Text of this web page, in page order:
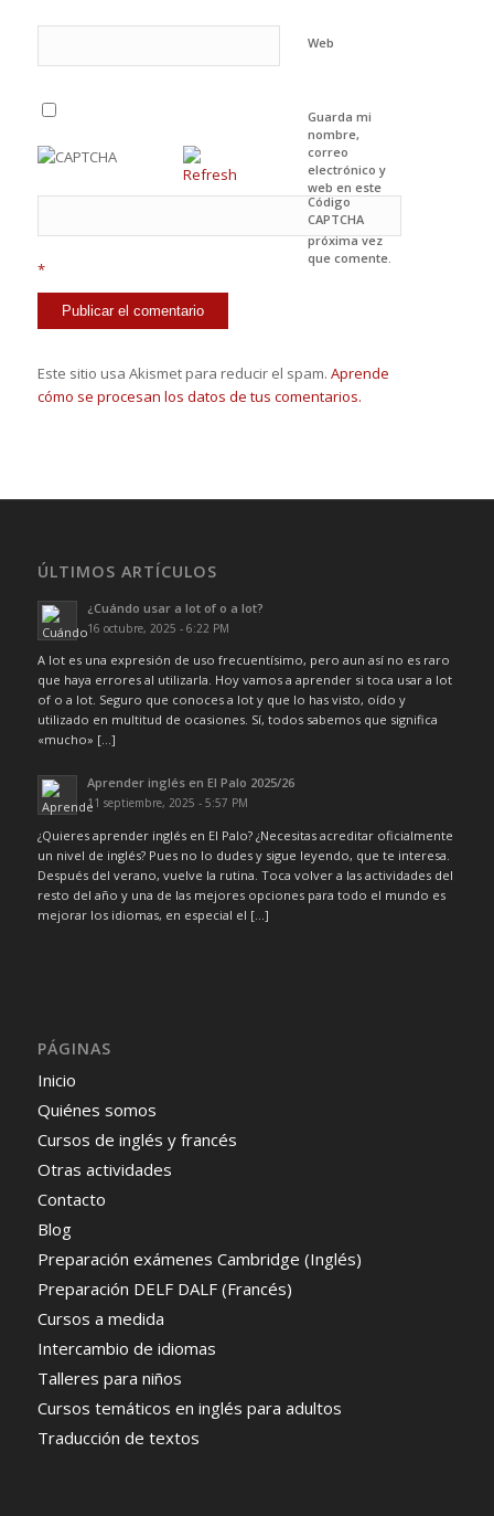
Web
Guarda mi
nombre,
correo
electrónico y
web en este
navegador
para la
próxima vez
que comente.
Código
CAPTCHA
*
Este sitio usa Akismet para reducir el spam. Aprende
cómo se procesan los datos de tus comentarios.
ÚLTIMOS ARTÍCULOS
¿Cuándo usar a lot of o a lot?
16 octubre, 2025 - 6:22 PM
A lot es una expresión de uso frecuentísimo, pero aun así no es raro
que haya errores al utilizarla. Hoy vamos a aprender si toca usar a lot
of o a lot. Seguro que conoces a lot y que lo has visto, oído y
utilizado en multitud de ocasiones. Sí, todos sabemos que significa
«mucho» […]
Aprender inglés en El Palo 2025/26
11 septiembre, 2025 - 5:57 PM
¿Quieres aprender inglés en El Palo? ¿Necesitas acreditar oficialmente
un nivel de inglés? Pues no lo dudes y sigue leyendo, que te interesa.
Después del verano, vuelve la rutina. Toca volver a las actividades del
resto del año y una de las mejores opciones para todo el mundo es
mejorar los idiomas, en especial el […]
PÁGINAS
Inicio
Quiénes somos
Cursos de inglés y francés
Otras actividades
Contacto
Blog
Preparación exámenes Cambridge (Inglés)
Preparación DELF DALF (Francés)
Cursos a medida
Intercambio de idiomas
Talleres para niños
Cursos temáticos en inglés para adultos
Traducción de textos